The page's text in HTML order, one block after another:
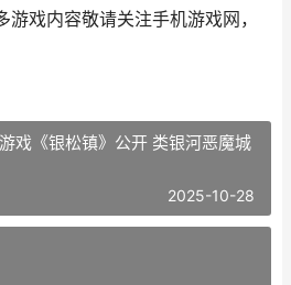
戏内容敬请关注手机游戏网，
戏《银松镇》公开 类银河恶魔城
2025-10-28